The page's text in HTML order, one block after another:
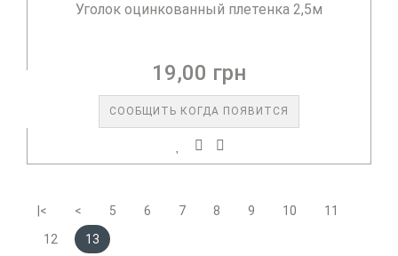
Уголок оцинкованный плетенка 2,5м
19,00 грн
СООБЩИТЬ КОГДА ПОЯВИТСЯ
|< < 5 6 7 8 9 10
11
12
13